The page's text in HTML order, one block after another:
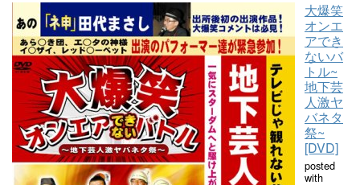
大爆笑
オンエ
アでき
ないバ
トル~
地下芸
人激ヤ
バネタ
祭~
[DVD]
posted
with